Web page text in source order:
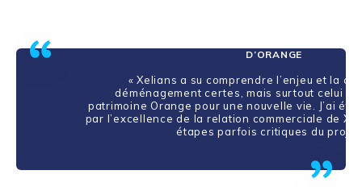
D’ORANGE
« Xelians a su comprendre l’enjeu et la
déménagement certes, mais surtout celui
patrimoine Orange pour une nouvelle vie. J’ai
par l’excellence de la relation commerciale de
étapes parfois critiques du